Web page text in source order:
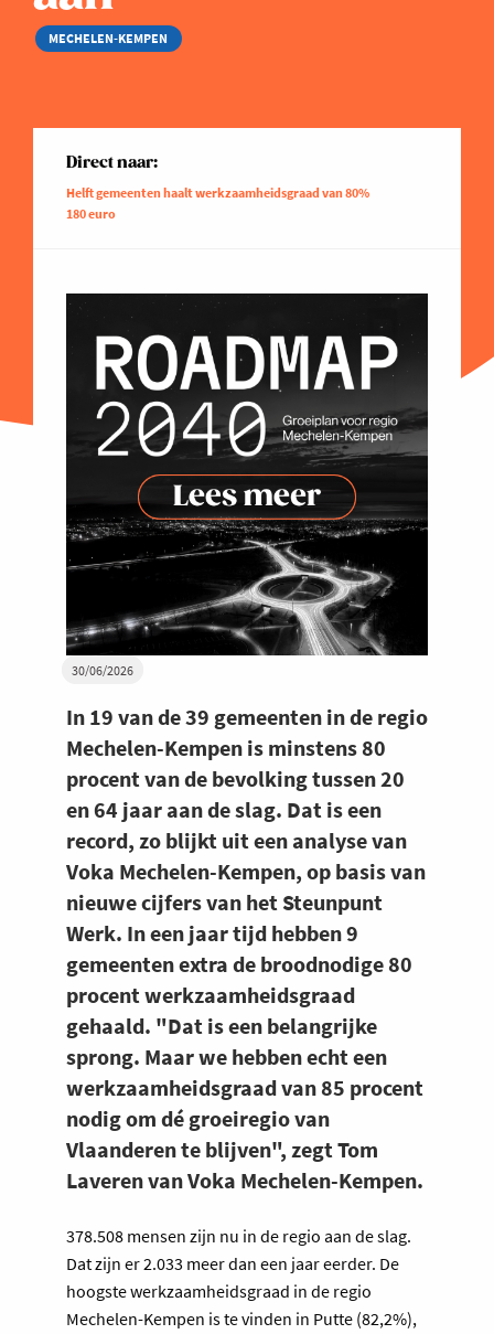
MECHELEN-KEMPEN
Direct naar:
Helft gemeenten haalt werkzaamheidsgraad van 80%
180 euro
30/06/2026
In 19 van de 39 gemeenten in de regio
Mechelen-Kempen is minstens 80
procent van de bevolking tussen 20
en 64 jaar aan de slag. Dat is een
record, zo blijkt uit een analyse van
Voka Mechelen-Kempen, op basis van
nieuwe cijfers van het Steunpunt
Werk. In een jaar tijd hebben 9
gemeenten extra de broodnodige 80
procent werkzaamheidsgraad
gehaald. "Dat is een belangrijke
sprong. Maar we hebben echt een
werkzaamheidsgraad van 85 procent
nodig om dé groeiregio van
Vlaanderen te blijven", zegt Tom
Laveren van Voka Mechelen-Kempen.
378.508 mensen zijn nu in de regio aan de slag.
Dat zijn er 2.033 meer dan een jaar eerder. De
hoogste werkzaamheidsgraad in de regio
Mechelen-Kempen is te vinden in Putte (82,2%),